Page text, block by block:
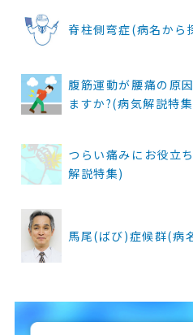
脊柱側弯症(病名から
腹筋運動が腰痛の原
ますか?(病気解説特
つらい痛みにお役立
解説特集)
馬尾(ばび)症候群(病